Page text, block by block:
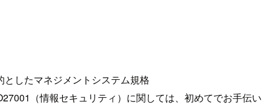
したマネジメントシステム規格
（情報セキュリティ）に関しては、初めてでお手伝い